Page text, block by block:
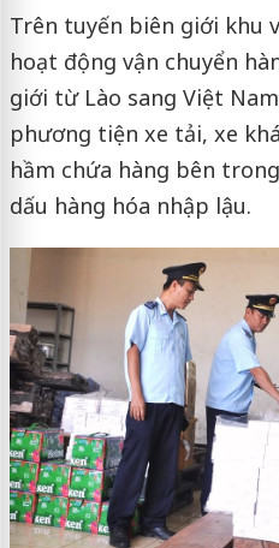
Trên tuyến biên giới khu
hoạt động vận chuyển
giới từ Lào sang Việt
phương tiện xe tải, xe
hầm chứa hàng bên
dấu hàng hóa nhập lậu.